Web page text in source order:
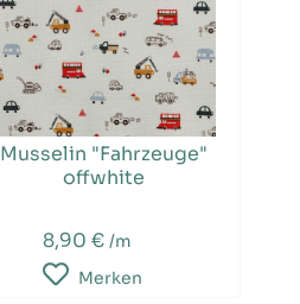
Musselin "Fahrzeuge"
offwhite
8,90 € /m
Merken